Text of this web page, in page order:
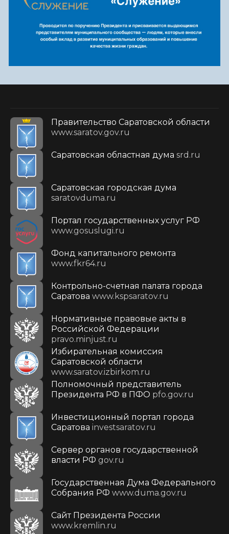
Правительство Саратовской области
www.saratov.gov.ru
Саратовская областная дума srd.ru
Саратовская городская дума
saratovduma.ru
Портал государственных услуг РФ
www.gosuslugi.ru
Фонд капитального ремонта
www.fkr64.ru
Контрольно-счетная палата города
Саратова www.kspsaratov.ru
Нормативные правовые акты в
Российской Федерации
pravo.minjust.ru
Избирательная комиссия
Саратовской области
www.saratov.izbirkom.ru
Полномочный представитель
Президента РФ в ПФО pfo.gov.ru
Инвестиционный портал города
Саратова investsaratov.ru
Сервер органов государственной
власти РФ gov.ru
Государственная Дума Федерального
Собрания РФ www.duma.gov.ru
Cайт Президента России
www.kremlin.ru